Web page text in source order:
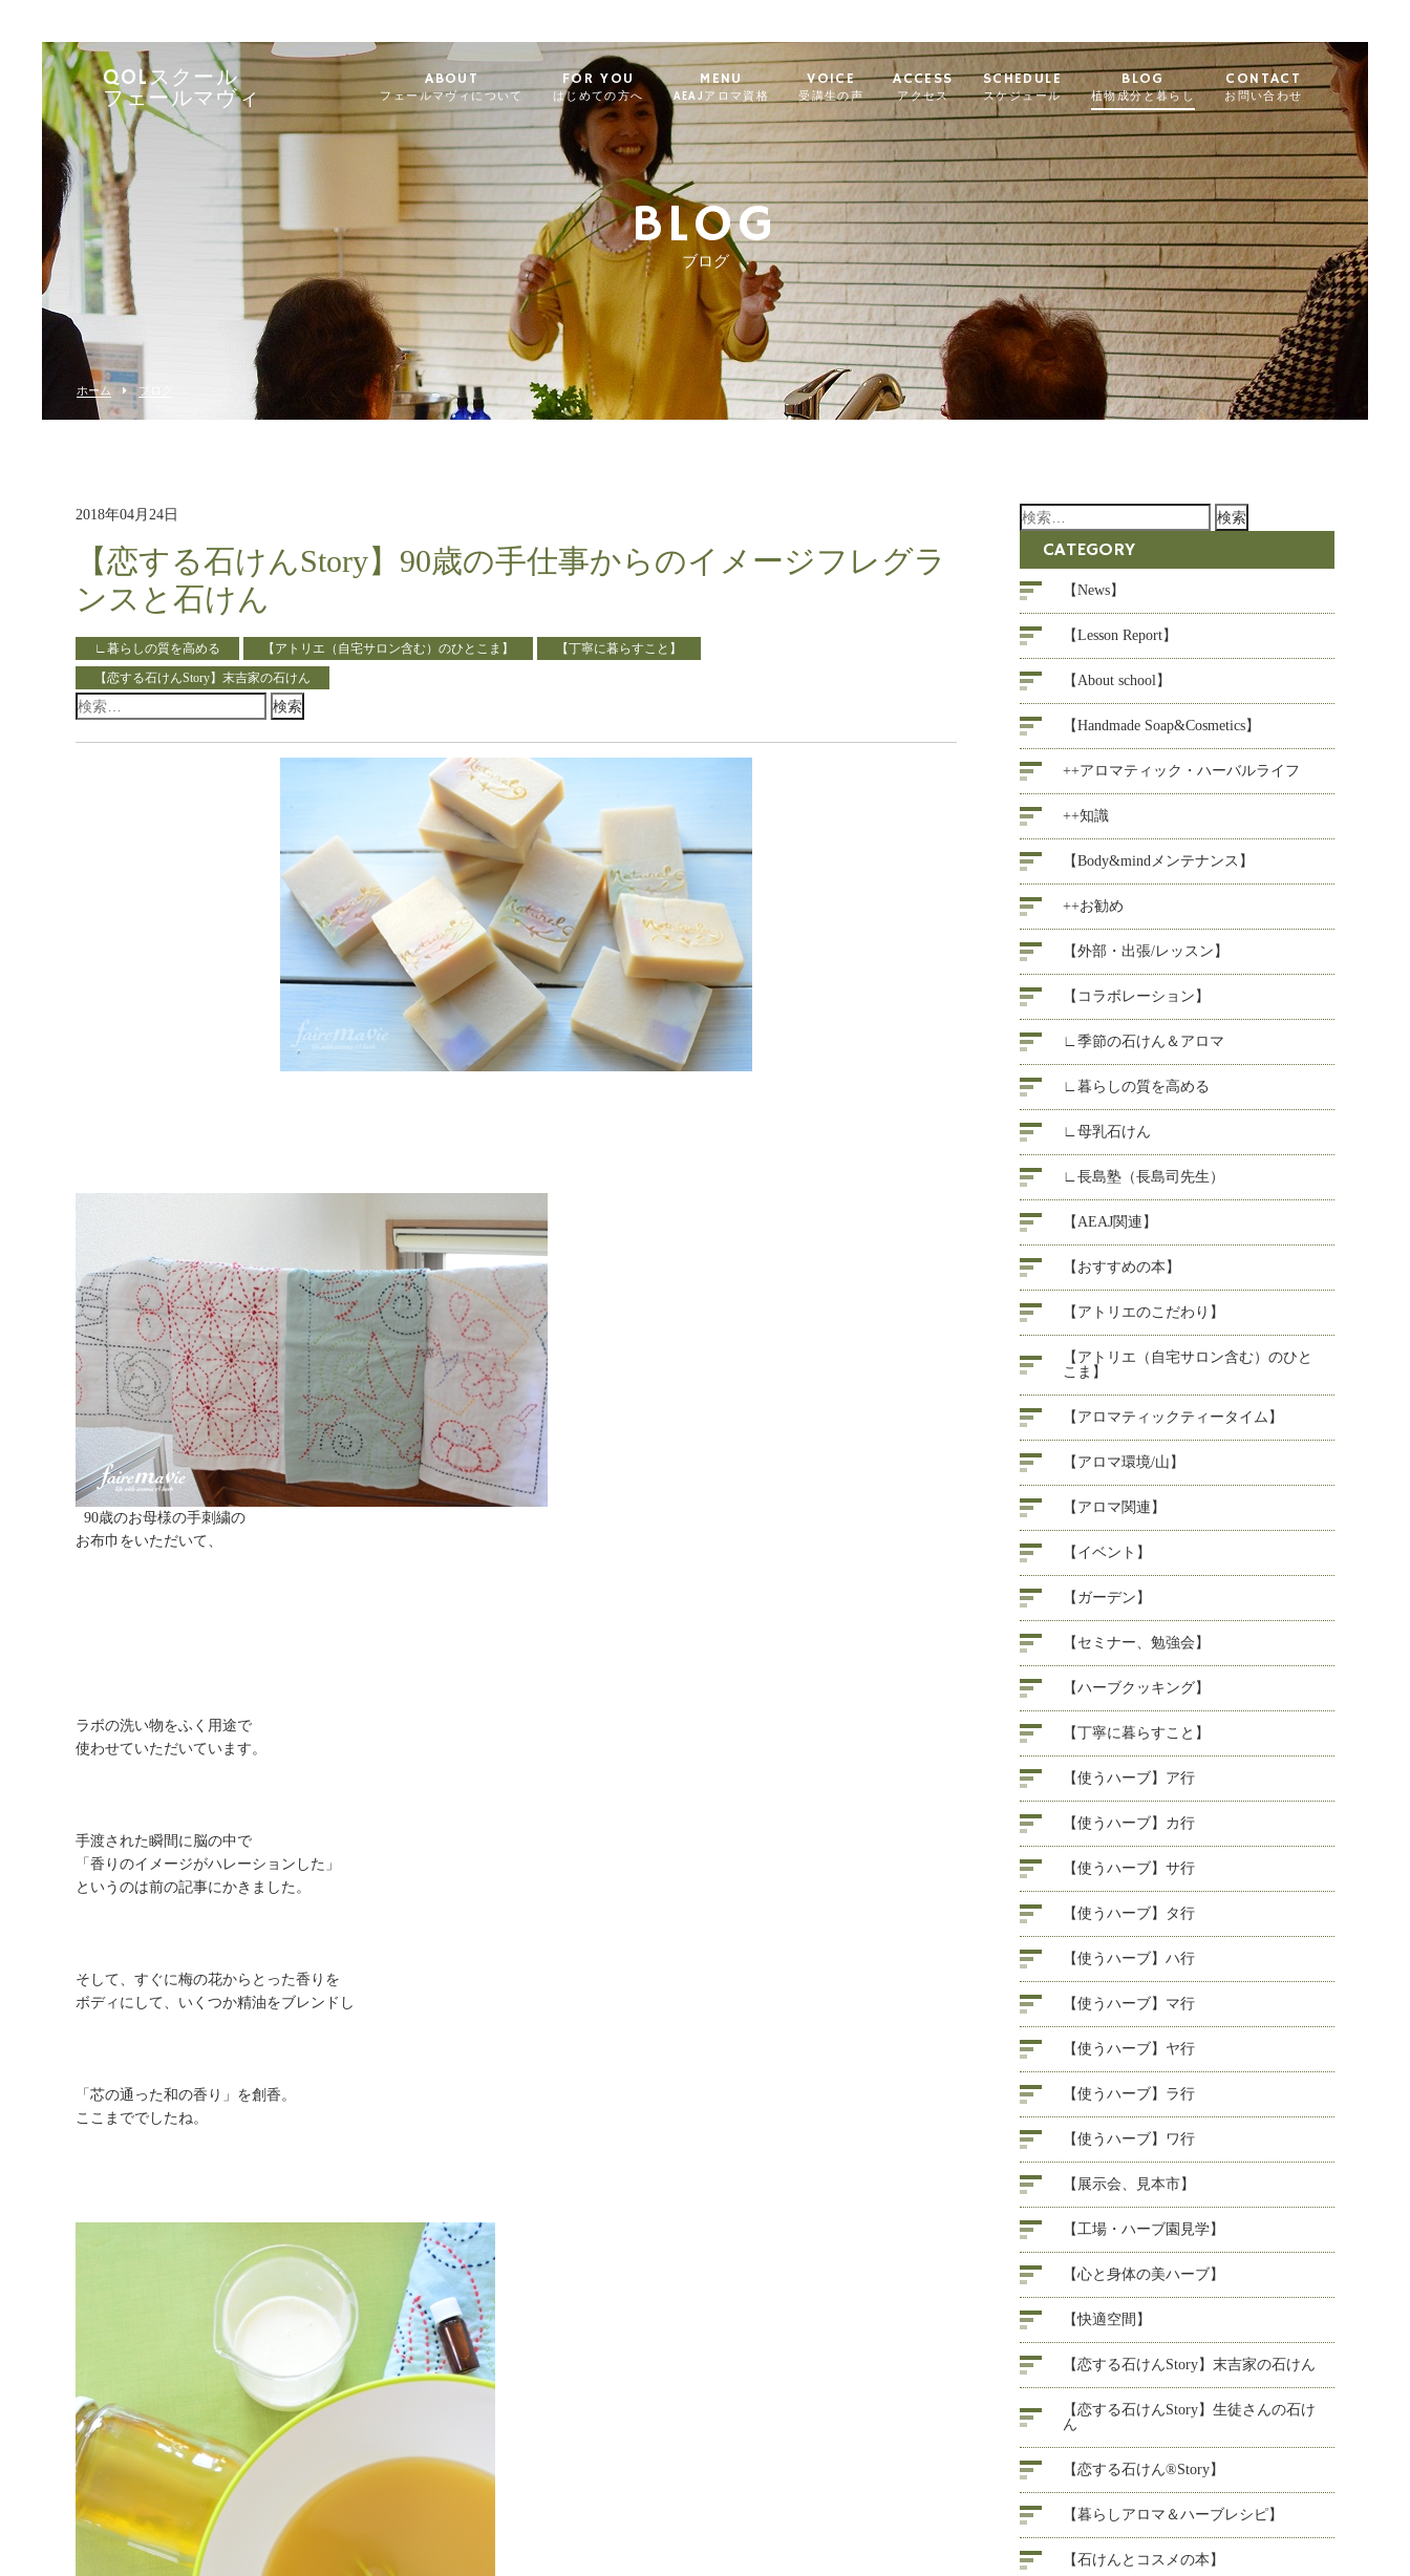
QOLスクール
フェールマヴィ
ABOUT
フェールマヴィについて
FOR YOU
はじめての方へ
MENU
AEAJアロマ資格
VOICE
受講生の声
ACCESS
アクセス
SCHEDULE
スケジュール
BLOG
植物成分と暮らし
CONTACT
お問い合わせ
BLOG
ブログ
ホーム ブログ
2018年04月24日
【恋する石けんStory】90歳の手仕事からのイメージフレグラ
ンスと石けん
∟暮らしの質を高める 【アトリエ（自宅サロン含む）のひとこま】
【丁寧に暮らすこと】
【恋する石けんStory】末吉家の石けん
検
90歳のお母様の手刺繍の
お布巾をいただいて、
ラボの洗い物をふく用途で
使わせていただいています。
手渡された瞬間に脳の中で
「香りのイメージがハレーションした」
というのは前の記事にかきました。
そして、すぐに梅の花からとった香りを
ボディにして、いくつか精油をブレンドし
「芯の通った和の香り」を創香。
ここまででしたね。
検
CATEGORY
【News】
【Lesson Report】
【About school】
【Handmade Soap&Cosmetics】
++アロマティック・ハーバルライフ
++知識
【Body&mindメンテナンス】
++お勧め
【外部・出張/レッスン】
【コラボレーション】
∟季節の石けん＆アロマ
∟暮らしの質を高める
∟母乳石けん
∟長島塾（長島司先生）
【AEAJ関連】
【おすすめの本】
【アトリエのこだわり】
【アトリエ（自宅サロン含む）のひと
こま】
【アロマティックティータイム】
【アロマ環境/山】
【アロマ関連】
【イベント】
【ガーデン】
【セミナー、勉強会】
【ハーブクッキング】
【丁寧に暮らすこと】
【使うハーブ】ア行
【使うハーブ】カ行
【使うハーブ】サ行
【使うハーブ】タ行
【使うハーブ】ハ行
【使うハーブ】マ行
【使うハーブ】ヤ行
【使うハーブ】ラ行
【使うハーブ】ワ行
【展示会、見本市】
【工場・ハーブ園見学】
【心と身体の美ハーブ】
【快適空間】
【恋する石けんStory】末吉家の石けん
【恋する石けんStory】生徒さんの石け
ん
【恋する石けん®Story】
【暮らしアロマ＆ハーブレシピ】
【石けんとコスメの本】